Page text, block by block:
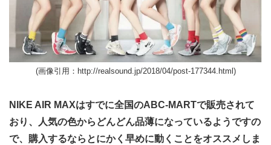
(画像引用：http://realsound.jp/2018/04/post-177344.html)
NIKE AIR MAXはすでに全国のABC-MARTで販売されて
おり、人気の色からどんどん品薄になっているようですの
で、購入するならとにかく早めに動くことをオススメしま